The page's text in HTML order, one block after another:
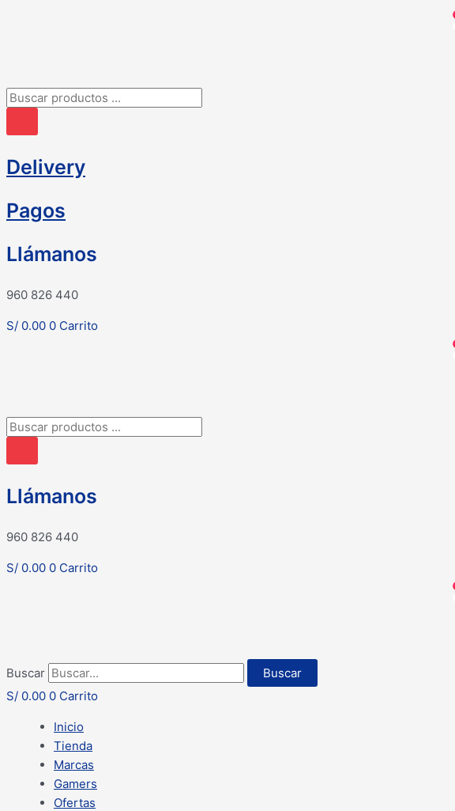
Búsqueda
productos
Delivery
Pagos
Llámanos
960 826 440
S/ 0.00 0 Carrito
Búsqueda
productos
Llámanos
960 826 440
S/ 0.00 0 Carrito
Buscar
Buscar
S/ 0.00 0 Carrito
Inicio
Tienda
Marcas
Gamers
Ofertas